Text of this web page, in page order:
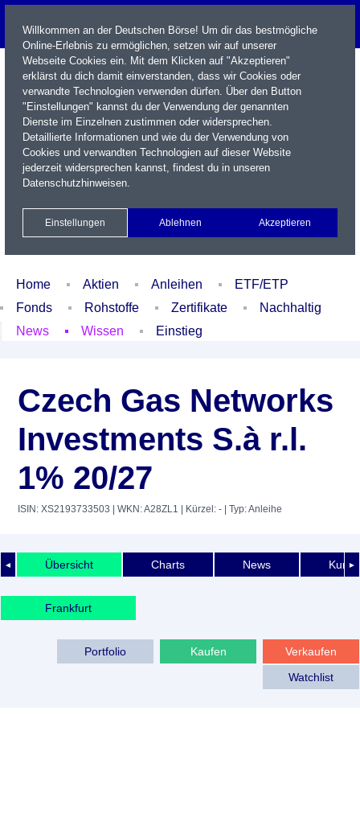
Name / WKN / ISIN / Kürzel
Xetra Realtime
Watchlist Portfolio Login
Home Aktien Anleihen
ETF/ETP
Fonds
Rohstoffe Zertifikate
Nachhaltig
News
Wissen Einstieg
Czech Gas Networks
Investments S.à r.l.
1% 20/27
ISIN: XS2193733503 | WKN: A28ZL1 | Kürzel: - | Typ: Anleihe
◄ ►
Übersicht Charts News
Frankfurt
Verkaufen
Kaufen
Portfolio
Watchlist
Willkommen an der Deutschen Börse! Um dir das bestmögliche
Online-Erlebnis zu ermöglichen, setzen wir auf unserer
Webseite Cookies ein. Mit dem Klicken auf "Akzeptieren"
erklärst du dich damit einverstanden, dass wir Cookies oder
verwandte Technologien verwenden dürfen. Über den Button
"Einstellungen" kannst du der Verwendung der genannten
Dienste im Einzelnen zustimmen oder widersprechen.
Detaillierte Informationen und wie du der Verwendung von
Cookies und verwandten Technologien auf dieser Website
jederzeit widersprechen kannst, findest du in unseren
Datenschutzhinweisen.
Einstellungen Ablehnen Akzeptieren